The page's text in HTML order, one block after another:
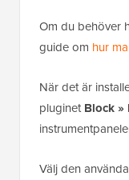
Om du behöver
guide om hur
När det är
pluginetBlock
Välj den